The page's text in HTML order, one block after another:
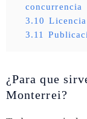
concurrencia
3.10
3.11
¿Para que
Monterrei?